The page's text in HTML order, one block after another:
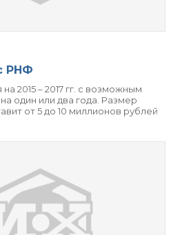
РНФ
2015 – 2017 гг. с возможным
один или два года. Размер
от 5 до 10 миллионов рублей